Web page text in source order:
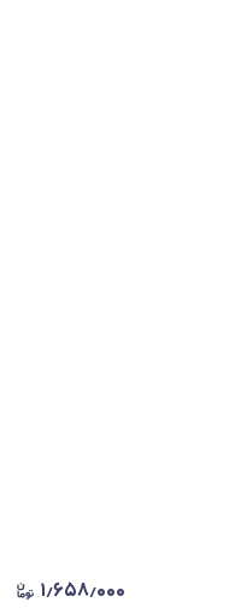
۱٫۶۵۸٫۰۰۰